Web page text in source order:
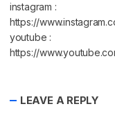
instagram :
https://
youtube :
https://
LEAVE A REPLY